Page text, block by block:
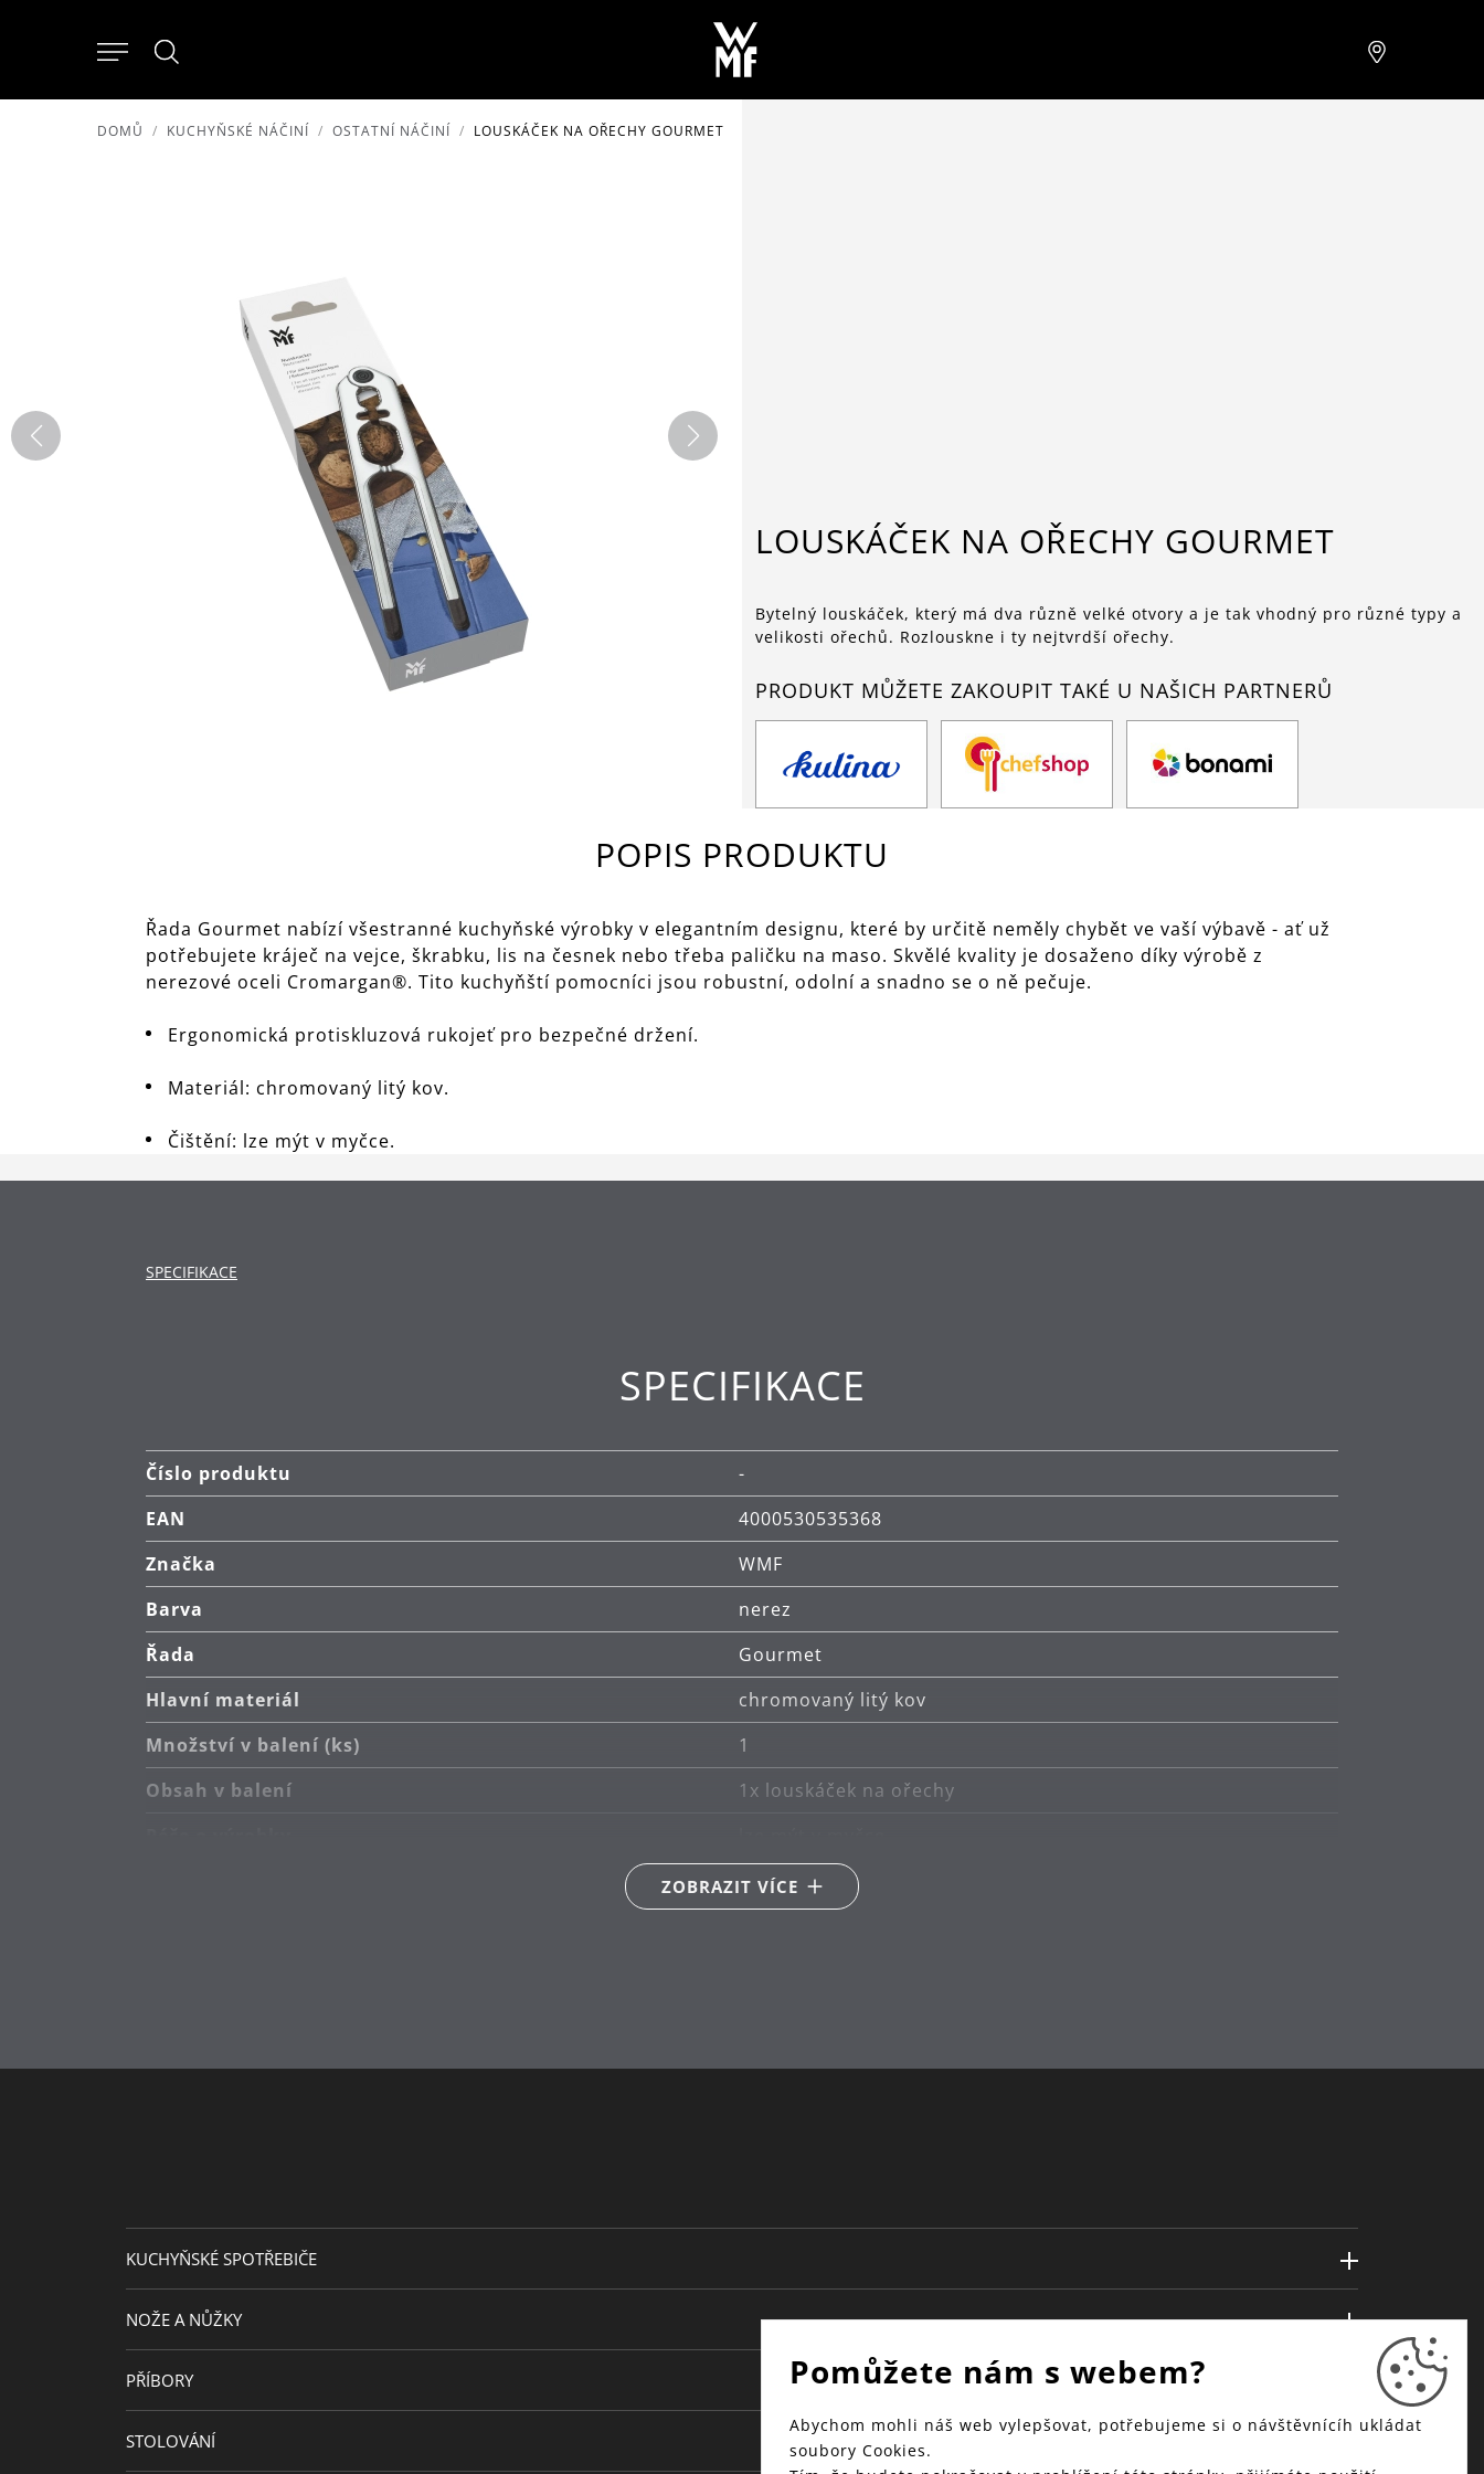
DOMŮ KUCHYŇSKÉ NÁČINÍ OSTATNÍ NÁČINÍ LOUSKÁČEK NA OŘECHY GOURMET
LOUSKÁČEK NA OŘECHY GOURMET
Bytelný louskáček, který má dva různě velké otvory a je tak vhodný pro různé typy a
velikosti ořechů. Rozlouskne i ty nejtvrdší ořechy.
PRODUKT MŮŽETE ZAKOUPIT TAKÉ U NAŠICH PARTNERŮ
POPIS PRODUKTU
Řada Gourmet nabízí všestranné kuchyňské výrobky v elegantním designu, které by určitě neměly chybět ve vaší výbavě - ať už
potřebujete kráječ na vejce, škrabku, lis na česnek nebo třeba paličku na maso. Skvělé kvality je dosaženo díky výrobě z
nerezové oceli Cromargan®. Tito kuchyňští pomocníci jsou robustní, odolní a snadno se o ně pečuje.
Ergonomická protiskluzová rukojeť pro bezpečné držení.
Materiál: chromovaný litý kov.
Čištění: lze mýt v myčce.
SPECIFIKACE
SPECIFIKACE
Číslo produktu
-
EAN
4000530535368
Značka
WMF
Barva
nerez
Řada
Gourmet
Hlavní materiál
chromovaný litý kov
Množství v balení (ks)
1
Obsah v balení
1x louskáček na ořechy
Walter Wenzl
ZOBRAZIT VÍCE
KUCHYŇSKÉ SPOTŘEBIČE
NOŽE A NŮŽKY
PŘÍBORY
STOLOVÁNÍ
Pomůžete nám s webem?
Abychom mohli náš web vylepšovat, potřebujeme si o návštěvnícíh ukládat
soubory Cookies.